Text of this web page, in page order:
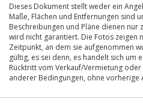
Dieses Dokument stellt weder ein
Maße, Flächen und Entfernungen sind
Beschreibungen und Pläne dienen
wird nicht garantiert. Die Fotos zeigen
Zeitpunkt, an dem sie aufgenommen
gültig, es sei denn, es handelt sich um
Rücktritt vom Verkauf/Vermietung
anderer Bedingungen, ohne vorherige